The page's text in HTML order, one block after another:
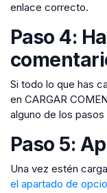
enlace correcto.
Paso 4:
Si todo lo que has
en CARGAR
alguno de los pasos
Paso 5:
Una vez estén
el apartado de